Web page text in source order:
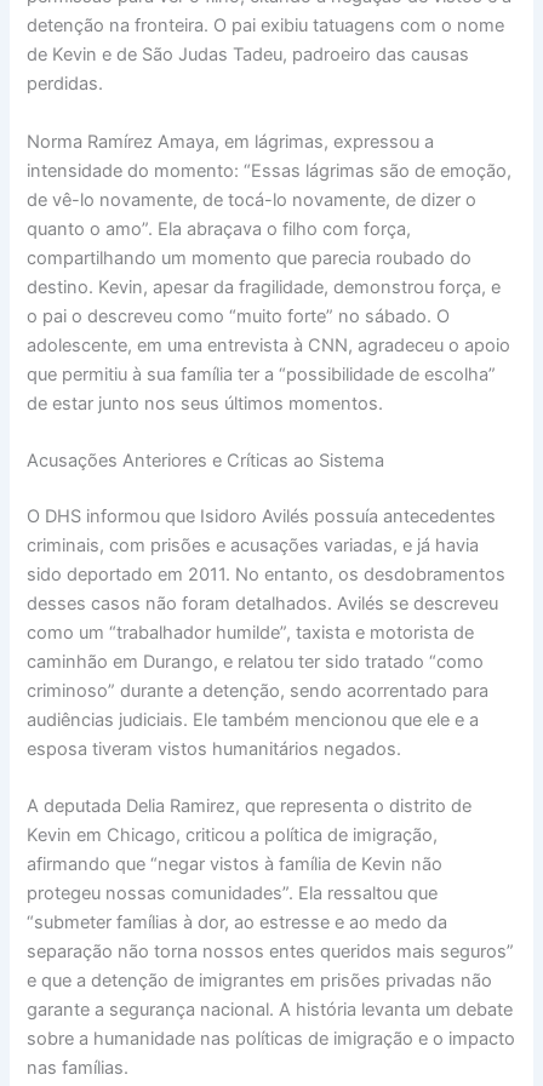
detenção na fronteira. O pai exibiu tatuagens com o nome
de Kevin e de São Judas Tadeu, padroeiro das causas
perdidas.
Norma Ramírez Amaya, em lágrimas, expressou a
intensidade do momento: “Essas lágrimas são de emoção,
de vê-lo novamente, de tocá-lo novamente, de dizer o
quanto o amo”. Ela abraçava o filho com força,
compartilhando um momento que parecia roubado do
destino. Kevin, apesar da fragilidade, demonstrou força, e
o pai o descreveu como “muito forte” no sábado. O
adolescente, em uma entrevista à CNN, agradeceu o apoio
que permitiu à sua família ter a “possibilidade de escolha”
de estar junto nos seus últimos momentos.
Acusações Anteriores e Críticas ao Sistema
O DHS informou que Isidoro Avilés possuía antecedentes
criminais, com prisões e acusações variadas, e já havia
sido deportado em 2011. No entanto, os desdobramentos
desses casos não foram detalhados. Avilés se descreveu
como um “trabalhador humilde”, taxista e motorista de
caminhão em Durango, e relatou ter sido tratado “como
criminoso” durante a detenção, sendo acorrentado para
audiências judiciais. Ele também mencionou que ele e a
esposa tiveram vistos humanitários negados.
A deputada Delia Ramirez, que representa o distrito de
Kevin em Chicago, criticou a política de imigração,
afirmando que “negar vistos à família de Kevin não
protegeu nossas comunidades”. Ela ressaltou que
“submeter famílias à dor, ao estresse e ao medo da
separação não torna nossos entes queridos mais seguros”
e que a detenção de imigrantes em prisões privadas não
garante a segurança nacional. A história levanta um debate
sobre a humanidade nas políticas de imigração e o impacto
nas famílias.